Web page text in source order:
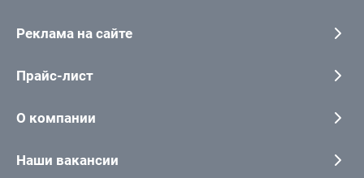
Реклама на сайте
Прайс-лист
О компании
Наши вакансии